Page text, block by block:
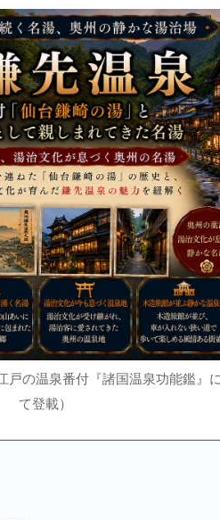
の温泉番付『諸国温泉功能鑑』
て登載）